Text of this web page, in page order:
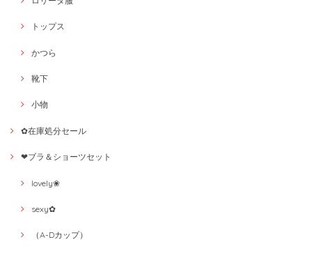
トップス
かつら
靴下
小物
✿在庫処分セール
❤ブラ＆ショーツセット
lovely❀
sexy✿
（A-Dカップ）